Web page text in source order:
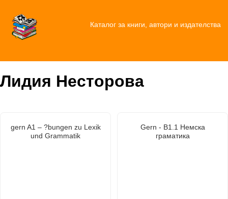
Каталог за книги, автори и издателства
Лидия Несторова
gern A1 – ?bungen zu Lexik
und Grammatik
Gern - B1.1 Немска
граматика